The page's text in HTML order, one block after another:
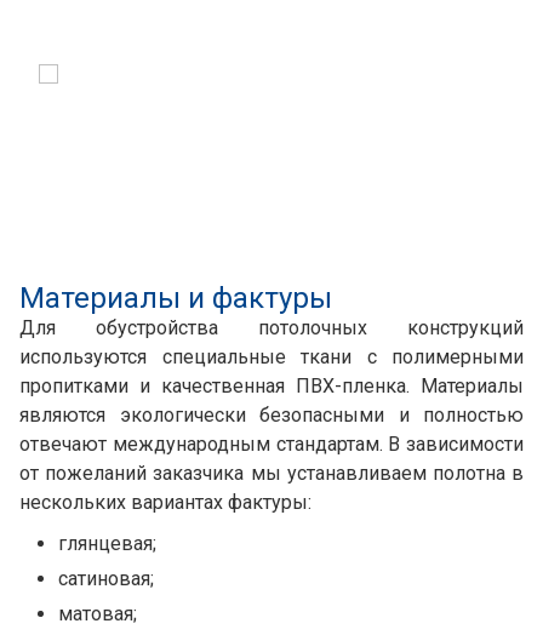
Материалы и фактуры
Для обустройства потолочных конструкций
используются специальные ткани с полимерными
пропитками и качественная ПВХ-пленка. Материалы
являются экологически безопасными и полностью
отвечают международным стандартам. В зависимости
от пожеланий заказчика мы устанавливаем полотна в
нескольких вариантах фактуры:
глянцевая;
сатиновая;
матовая;